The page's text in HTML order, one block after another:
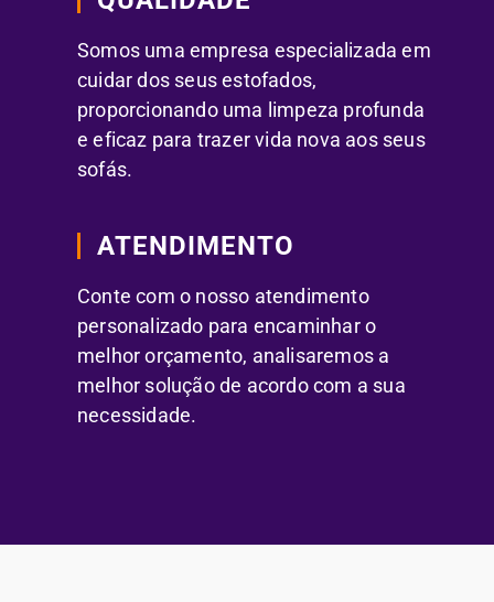
Somos uma empresa especializada em
cuidar dos seus estofados,
proporcionando uma limpeza profunda
e eficaz para trazer vida nova aos seus
sofás.
ATENDIMENTO
Conte com o nosso atendimento
personalizado para encaminhar o
melhor orçamento, analisaremos a
melhor solução de acordo com a sua
necessidade.